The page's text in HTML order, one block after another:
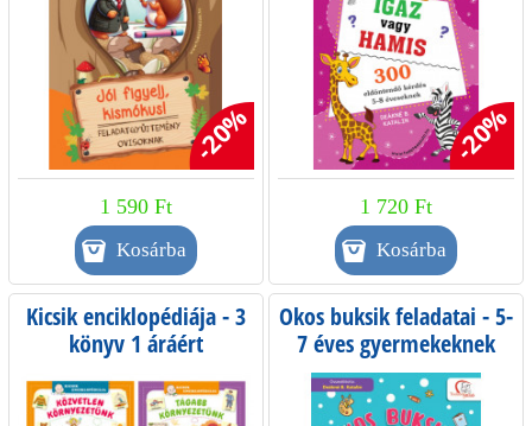
-20%
1 590 Ft
-20%
1 720 Ft
Kicsik enciklopédiája - 3
könyv 1 áráért
Okos buksik feladatai - 5-
7 éves gyermekeknek